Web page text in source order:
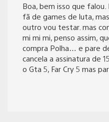
Boa, bem isso que
fã de games de luta,
outro vou testar. mas
mi mi mi, penso assim,
compra Polha… e pare
cancela a assinatura de
o Gta 5, Far Cry 5 mas